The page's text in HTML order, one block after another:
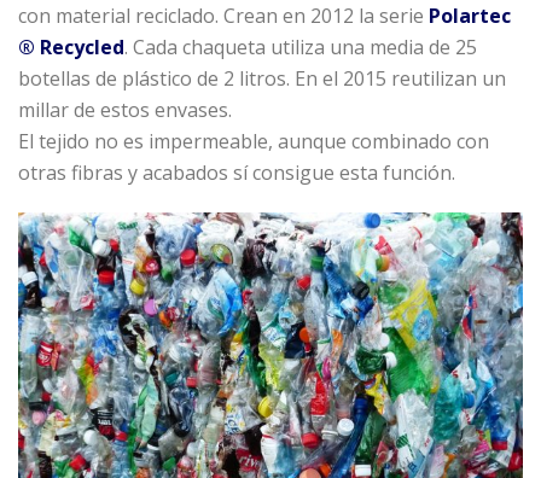
con material reciclado. Crean en 2012 la serie Polartec
® Recycled. Cada chaqueta utiliza una media de 25
botellas de plástico de 2 litros. En el 2015 reutilizan un
millar de estos envases.
El tejido no es impermeable, aunque combinado con
otras fibras y acabados sí consigue esta función.